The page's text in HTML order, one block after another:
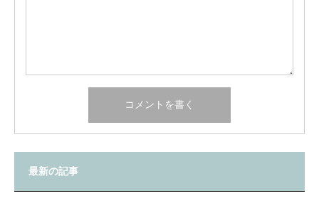
最新の記事